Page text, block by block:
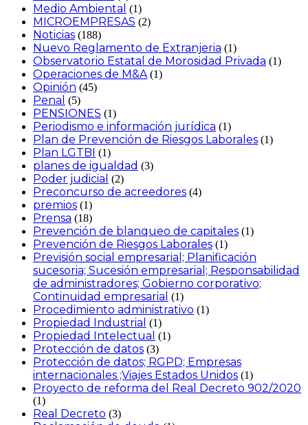
Medio Ambiental (1)
MICROEMPRESAS (2)
Noticias (188)
Nuevo Reglamento de Extranjeria (1)
Observatorio Estatal de Morosidad Privada (1)
Operaciones de M&A (1)
Opinión (45)
Penal (5)
PENSIONES (1)
Periodismo e información jurídica (1)
Plan de Prevención de Riesgos Laborales (1)
Plan LGTBI (1)
planes de igualdad (3)
Poder judicial (2)
Preconcurso de acreedores (4)
premios (1)
Prensa (18)
Prevención de blanqueo de capitales (1)
Prevención de Riesgos Laborales (1)
Previsión social empresarial; Planificación
sucesoria; Sucesión empresarial; Responsabilidad
de administradores; Gobierno corporativo;
Continuidad empresarial (1)
Procedimiento administrativo (1)
Propiedad Industrial (1)
Propiedad Intelectual (1)
Protección de datos (3)
Protección de datos; RGPD; Empresas
internacionales ;Viajes Estados Unidos (1)
Proyecto de reforma del Real Decreto 902/2020
(1)
Real Decreto (3)